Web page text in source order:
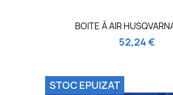
BOITE À AIR
52,24 €
STOC EPUIZAT